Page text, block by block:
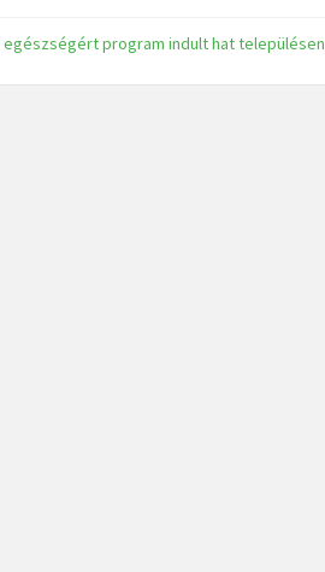
egészségért program indult hat településen